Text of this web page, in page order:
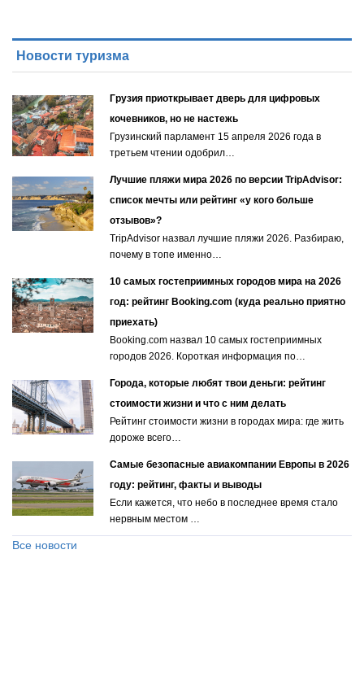
Новости туризма
Грузия приоткрывает дверь для цифровых
кочевников, но не настежь
Грузинский парламент 15 апреля 2026 года в
третьем чтении одобрил…
Лучшие пляжи мира 2026 по версии TripAdvisor:
список мечты или рейтинг «у кого больше
отзывов»?
TripAdvisor назвал лучшие пляжи 2026. Разбираю,
почему в топе именно…
10 самых гостеприимных городов мира на 2026
год: рейтинг Booking.com (куда реально приятно
приехать)
Booking.com назвал 10 самых гостеприимных
городов 2026. Короткая информация по…
Города, которые любят твои деньги: рейтинг
стоимости жизни и что с ним делать
Рейтинг стоимости жизни в городах мира: где жить
дороже всего…
Самые безопасные авиакомпании Европы в 2026
году: рейтинг, факты и выводы
Если кажется, что небо в последнее время стало
нервным местом …
Все новости